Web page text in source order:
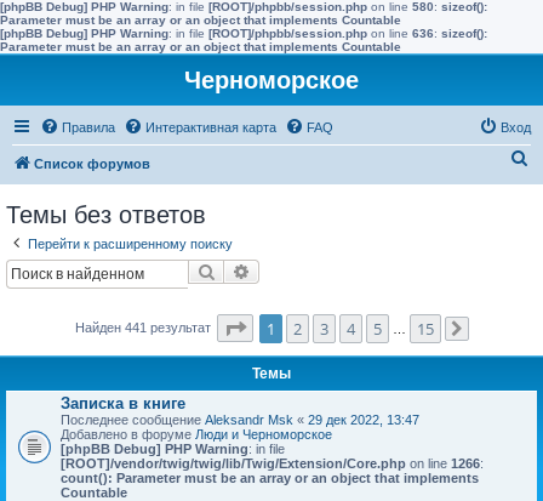
[phpBB Debug] PHP Warning: in file [ROOT]/phpbb/session.php on line 580: sizeof():
Parameter must be an array or an object that implements Countable
[phpBB Debug] PHP Warning: in file [ROOT]/phpbb/session.php on line 636: sizeof():
Parameter must be an array or an object that implements Countable
Черноморское
Правила Интерактивная карта FAQ Вход
Список форумов
Темы без ответов
Перейти к расширенному поиску
Поиск
Найден 441 результат Страница1 из
1 2 3 4 5 15
Темы
Записка в книге
Последнее сообщение Aleksandr Msk « 29 дек 2022, 13:47
Добавлено в форуме Люди и Черноморское
[phpBB Debug] PHP Warning: in file
[ROOT]/vendor/twig/twig/lib/Twig/Extension/Core.php on line 1266:
count(): Parameter must be an array or an object that implements
Countable